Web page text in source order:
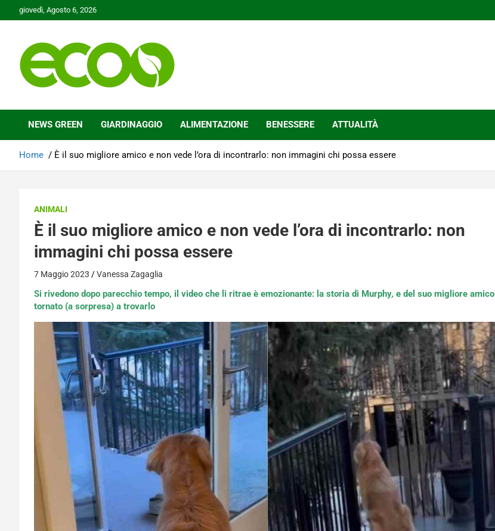
to
giovedì, Agosto 6, 2026
Ecoo.it
NEWS GREEN GIARDINAGGIO ALIMENTAZIONE BENESSERE ATTUALITÀ
Home È il suo migliore amico e non vede l’ora di incontrarlo: non immagini chi possa essere
ANIMALI
È il suo migliore amico e non vede l’ora di incontrarlo: non
immagini chi possa essere
7 Maggio 2023 Vanessa Zagaglia
Si rivedono dopo parecchio tempo, il video che li ritrae è emozionante: la storia di Murphy, e del suo migliore amico
tornato (a sorpresa) a trovarlo